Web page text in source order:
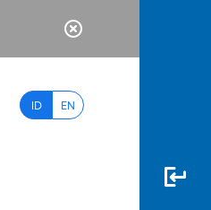
ID EN